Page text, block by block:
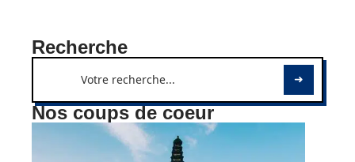
Recherche
Nos coups de coeur